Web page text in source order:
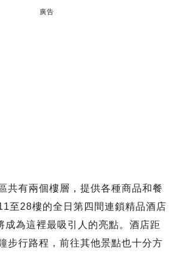
廣告
共有兩個樓層，提供各種商品和餐
至28樓的全日第四間連鎖精品酒店
為這裡最吸引人的亮點。酒店距
步行路程，前往其他景點也十分方